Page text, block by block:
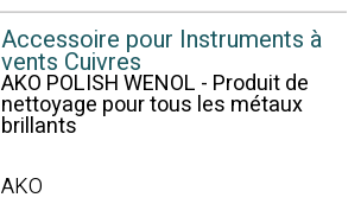
Accessoire pour Instruments à
vents Cuivres
AKO POLISH WENOL - Produit de
nettoyage pour tous les métaux
brillants
AKO